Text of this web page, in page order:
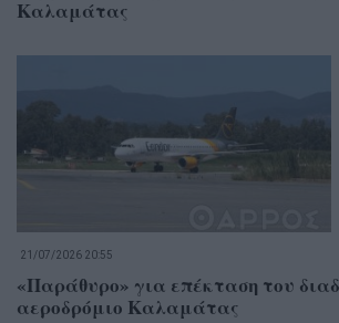
Καλαμάτας
21/07/2026 20:55
«Παράθυρο» για επέκταση του
αεροδρόμιο Καλαμάτας